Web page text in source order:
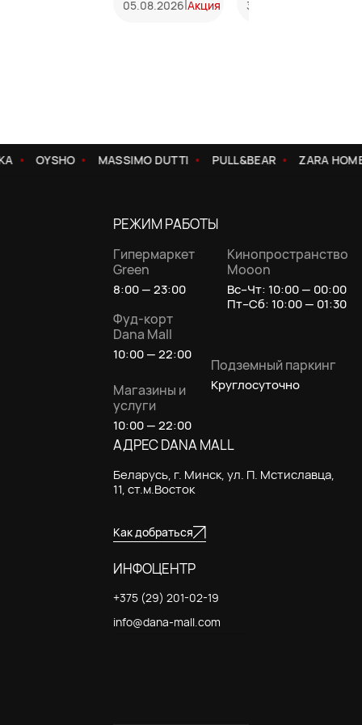
05.08.2026 Акция 31.07.2026
OYSHO MASSIMO DUTTI PULL&BEAR ZARA HOME
РЕЖИМ РАБОТЫ
Гипермаркет
Green
8:00 — 23:00
Фуд-корт
Dana Mall
10:00 — 22:00
Магазины и
услуги
10:00 — 22:00
Подземный паркинг
Круглосуточно
Кинопространство
Mooon
Вс–Чт: 10:00 — 00:00
Пт–Сб: 10:00 — 01:30
АДРЕС DANA MALL
Беларусь, г. Минск, ул. П. Мстиславца,
11, ст.м.Восток
Как добраться
ИНФОЦЕНТР
+375 (29) 201-02-19
info@dana-mall.com